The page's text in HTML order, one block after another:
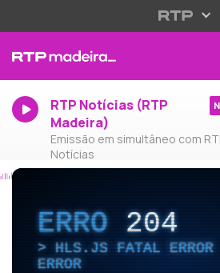
RTP Notícias (RTP
Madeira)
Emissão em simultâneo com
Notícias
ERRO204
HLS.JS FATAL ERROR
ERROR